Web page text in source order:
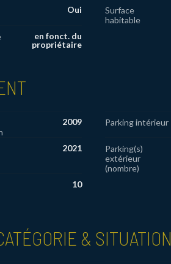
Oui
Surface
habitable
en fonct. du
propriétaire
2009 Parking intérieur
2021
Parking(s)
extérieur
(nombre)
10
& SITUATION